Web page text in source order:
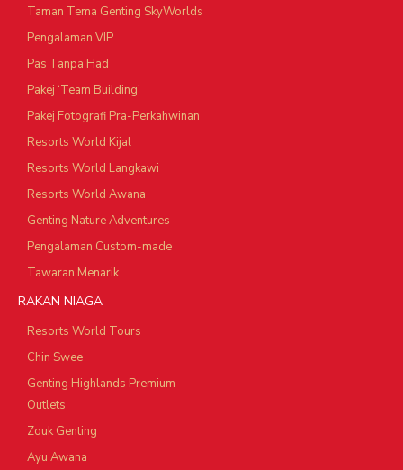
Taman Tema Genting SkyWorlds
Pengalaman VIP
Pas Tanpa Had
Pakej ‘Team Building’
Pakej Fotografi Pra-Perkahwinan
Resorts World Kijal
Resorts World Langkawi
Resorts World Awana
Genting Nature Adventures
Pengalaman Custom-made
Tawaran Menarik
RAKAN NIAGA
Resorts World Tours
Chin Swee
Genting Highlands Premium
Outlets
Zouk Genting
Ayu Awana